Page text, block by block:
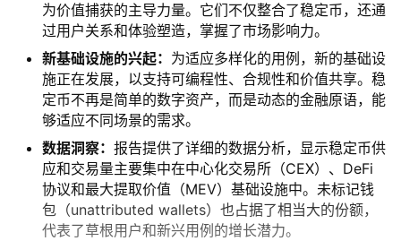
为价值捕获的主导力量。它们不仅整合了稳定币，还通
过用户关系和体验塑造，掌握了市场影响力。
新基础设施的兴起： 为适应多样化的用例，新的基础设
施正在发展，以支持可编程性、合规性和价值共享。稳
定币不再是简单的数字资产，而是动态的金融原语，能
够适应不同场景的需求。
数据洞察： 报告提供了详细的数据分析，显示稳定币供
应和交易量主要集中在中心化交易所（CEX）、DeFi
协议和最大提取价值（MEV）基础设施中。未标记钱
包（unattributed wallets）也占据了相当大的份额，
代表了草根用户和新兴用例的增长潜力。